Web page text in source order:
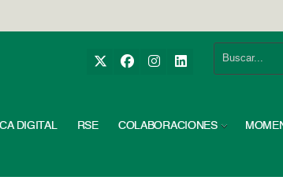
DIGITAL RSE COLABORACIONES